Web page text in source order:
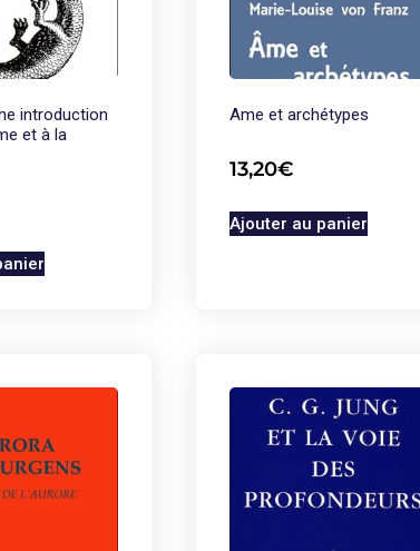
introduction
et à la
Ame et archétypes
13,20€
Ajouter au panier